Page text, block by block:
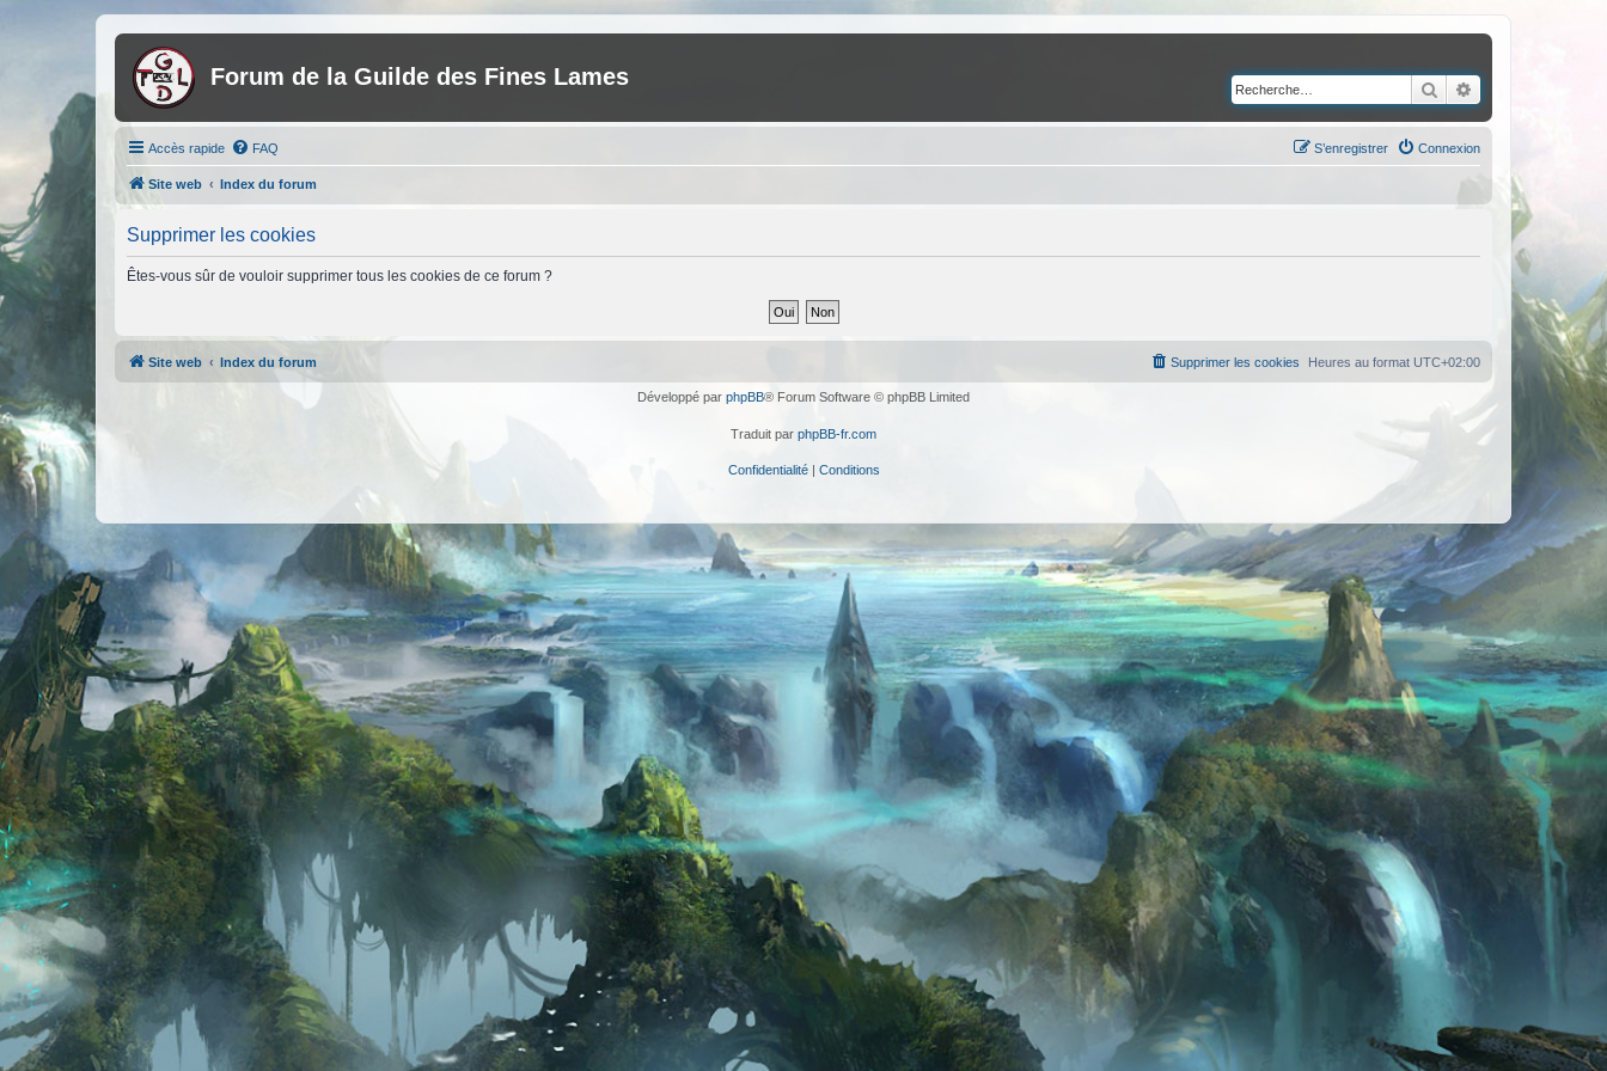
Forum de la Guilde des Fines Lames Rechercher
Accès rapide FAQ Connexion
S’enregistrer
Site web Index du forum
Supprimer les cookies
Êtes-vous sûr de vouloir supprimer tous les cookies de ce forum ?
Site web Index du forum Heures au format UTC+02:00
Supprimer les cookies
Développé par phpBB® Forum Software © phpBB Limited
Traduit par phpBB-fr.com
Confidentialité| Conditions